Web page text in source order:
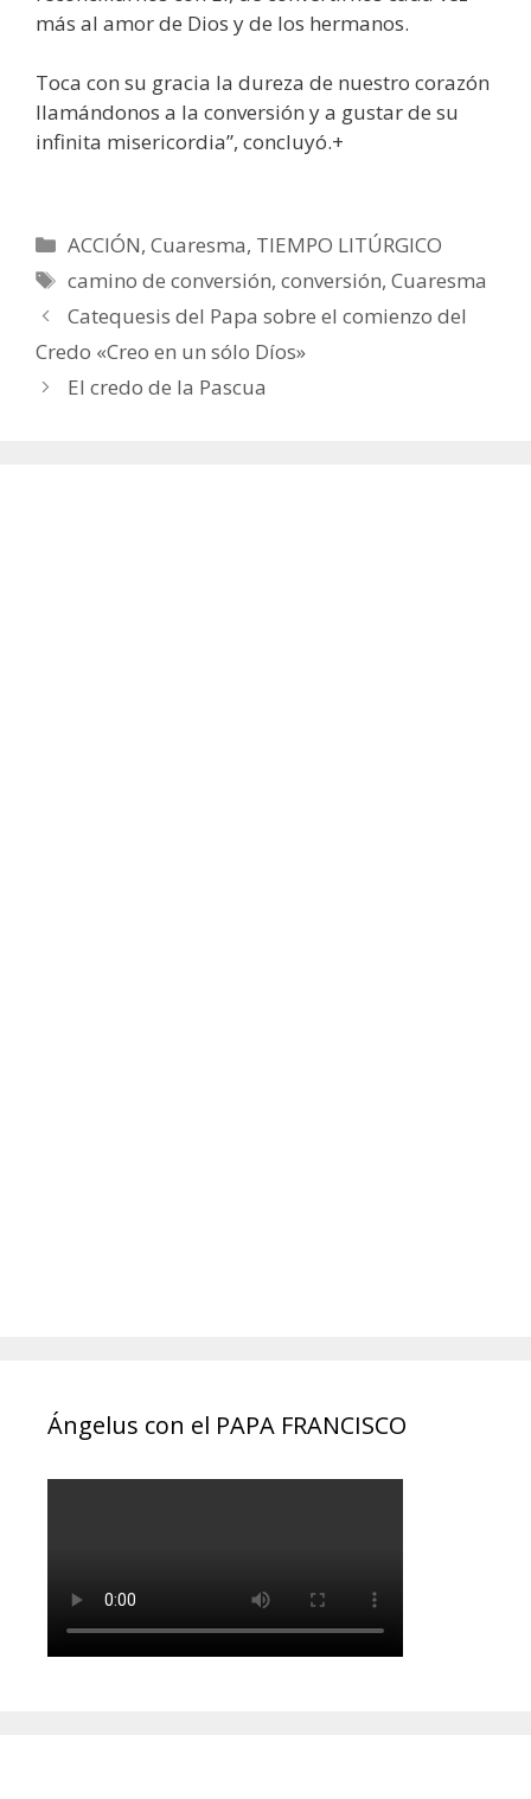
más al amor de Dios y de los hermanos.
Toca con su gracia la dureza de nuestro corazón
llamándonos a la conversión y a gustar de su
infinita misericordia”, concluyó.+
Categorías
ACCIÓN,Cuaresma, TIEMPO LITÚRGICO
Etiquetas
camino de conversión,conversión,Cuaresma
Catequesis del Papa sobre el comienzo del
Credo «Creo en un sólo Díos»
El credo de la Pascua
Ángelus con el PAPA FRANCISCO